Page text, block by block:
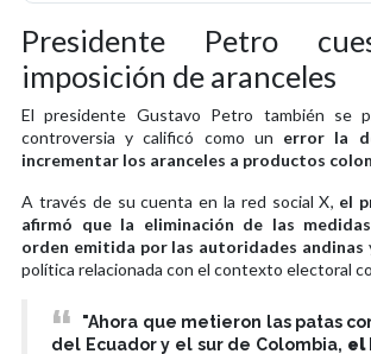
Presidente Petro
imposición de aranceles
El presidente Gustavo Petro también se
controversia y calificó como un error la
incrementar los aranceles a productos
A través de su cuenta en la red social X, el
afirmó que la eliminación de las
orden emitida por las autoridades andinas
política relacionada con el contexto electoral
"Ahora que metieron las patas
del Ecuador y el sur de Colombia, el